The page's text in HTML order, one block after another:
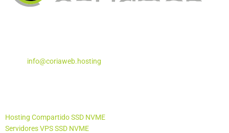
info@coriaweb.hosting
Hosting Compartido SSD NVME
Servidores VPS SSD NVME